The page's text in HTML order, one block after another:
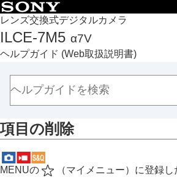
レンズ交換式デジタルカメラ
ILCE-7M5 α7V
ヘルプガイド (Web取扱説明書)
トップページ
ヘルプガイドの使いかた
必ずお読みください
本体と付属品を確認する
本機の基本操作
MENU一覧から機能を探す
項目の削除
MENUの （マイメニュー）に登録し